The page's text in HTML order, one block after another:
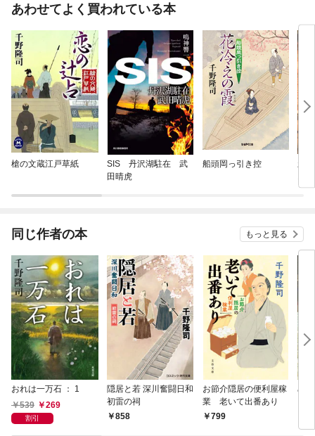
あわせてよく買われている本
槍の文蔵江戸草紙
SIS 丹沢湖駐在 武
田晴虎
船頭岡っ引き控
新
同じ作者の本 もっと見る
おれは一万石 ： 1
539
269
割引
隠居と若 深川奮闘日和
初雷の祠
858
お節介隠居の便利屋稼
業 老いて出番あり
799
め